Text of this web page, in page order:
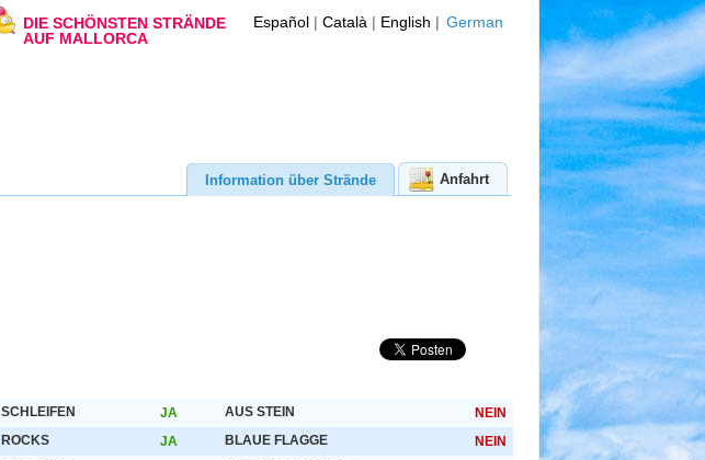
DIE SCHÖNSTEN STRÄNDE
AUF MALLORCA
Español Català English German
Information über Strände Anfahrt
SCHLEIFEN JA AUS STEIN
NEIN
ROCKS
JA BLAUE FLAGGE
NEIN